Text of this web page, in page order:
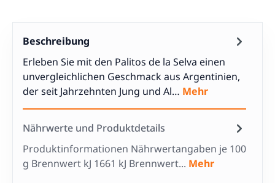
Beschreibung
Erleben Sie mit den Palitos de la Selva einen
unvergleichlichen Geschmack aus Argentinien,
der seit Jahrzehnten Jung und Al… Mehr
Nährwerte und Produktdetails
Produktinformationen Nährwertangaben je 100
g Brennwert kJ 1661 kJ Brennwert... Mehr